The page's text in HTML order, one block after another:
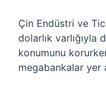
Çin Endüstri ve
dolarlık varlığıyla
konumunu
megabankalar yer